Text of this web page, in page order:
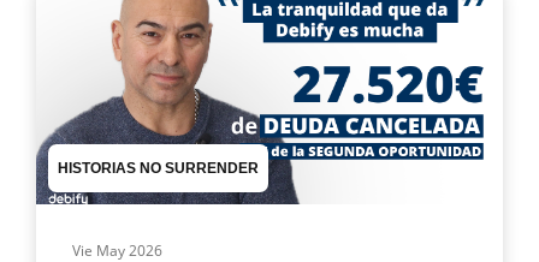
HISTORIAS NO SURRENDER
Vie May 2026